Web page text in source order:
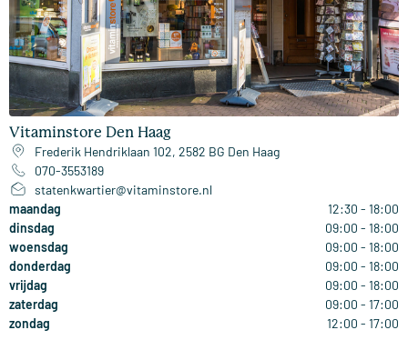
Vitaminstore Den Haag
Frederik Hendriklaan 102, 2582 BG Den Haag
070-3553189
statenkwartier@vitaminstore.nl
maandag
12:30 - 18:00
dinsdag
09:00 - 18:00
woensdag
09:00 - 18:00
donderdag
09:00 - 18:00
vrijdag
09:00 - 18:00
zaterdag
09:00 - 17:00
zondag
12:00 - 17:00